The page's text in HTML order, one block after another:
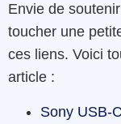
Envie de
toucher une
ces liens. Voici
article :
Sony USB-C